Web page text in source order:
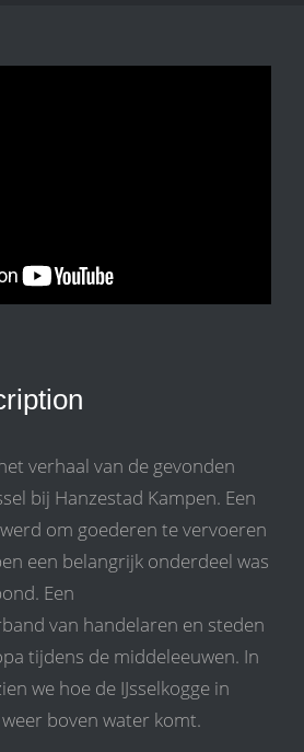
verhaal van de gevonden
bij Hanzestad Kampen. Een
om goederen te vervoeren
een belangrijk onderdeel was
Een
van handelaren en steden
tijdens de middeleeuwen. In
we hoe de IJsselkogge in
boven water komt.